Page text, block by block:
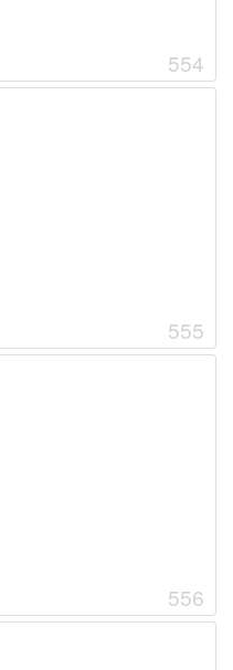
554
555
556